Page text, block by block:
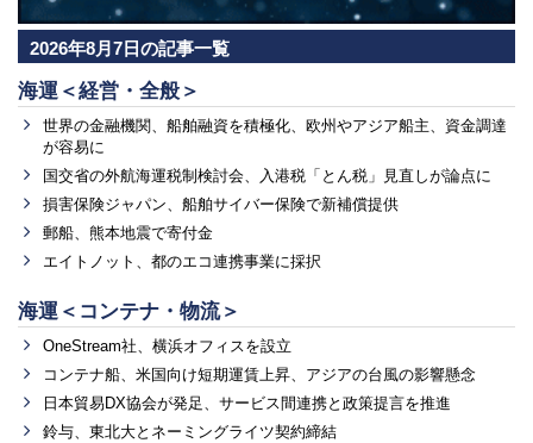
2026年8月7日の記事一覧
海運＜経営・全般＞
世界の金融機関、船舶融資を積極化、欧州やアジア船主、資金調達
が容易に
国交省の外航海運税制検討会、入港税「とん税」見直しが論点に
損害保険ジャパン、船舶サイバー保険で新補償提供
郵船、熊本地震で寄付金
エイトノット、都のエコ連携事業に採択
海運＜コンテナ・物流＞
OneStream社、横浜オフィスを設立
コンテナ船、米国向け短期運賃上昇、アジアの台風の影響懸念
日本貿易DX協会が発足、サービス間連携と政策提言を推進
鈴与、東北大とネーミングライツ契約締結